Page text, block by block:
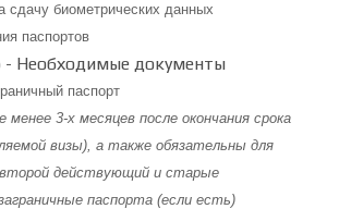
сдачу биометрических данных
паспортов
- Необходимые документы
паспорт
менее 3-х месяцев после окончания срока
визы), а также обязательны для
действующий и старые
паспорта (если есть)